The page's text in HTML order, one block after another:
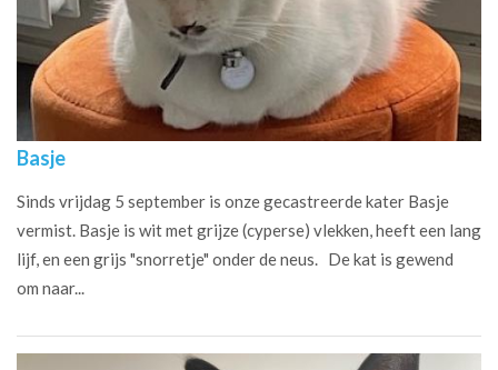
Basje
Sinds vrijdag 5 september is onze gecastreerde kater Basje
vermist. Basje is wit met grijze (cyperse) vlekken, heeft een lang
lijf, en een grijs "snorretje" onder de neus. De kat is gewend
om naar...